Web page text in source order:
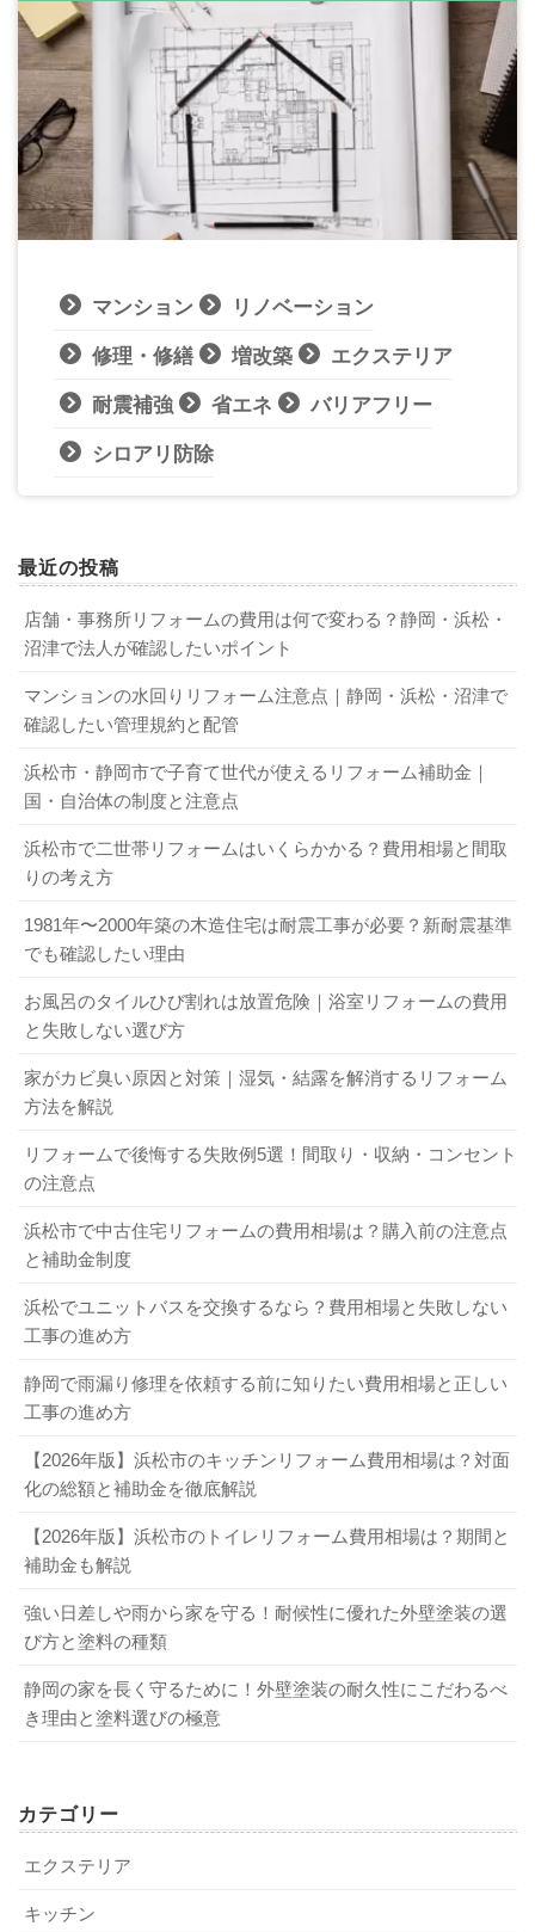
マンション リノベーション
修理・修繕 増改築 エクステリア
耐震補強 省エネ バリアフリー
シロアリ防除
最近の投稿
店舗・事務所リフォームの費用は何で変わる？静岡・浜松・
沼津で法人が確認したいポイント
マンションの水回りリフォーム注意点｜静岡・浜松・沼津で
確認したい管理規約と配管
浜松市・静岡市で子育て世代が使えるリフォーム補助金｜
国・自治体の制度と注意点
浜松市で二世帯リフォームはいくらかかる？費用相場と間取
りの考え方
1981年〜2000年築の木造住宅は耐震工事が必要？新耐震基準
でも確認したい理由
お風呂のタイルひび割れは放置危険｜浴室リフォームの費用
と失敗しない選び方
家がカビ臭い原因と対策｜湿気・結露を解消するリフォーム
方法を解説
リフォームで後悔する失敗例5選！間取り・収納・コンセント
の注意点
浜松市で中古住宅リフォームの費用相場は？購入前の注意点
と補助金制度
浜松でユニットバスを交換するなら？費用相場と失敗しない
工事の進め方
静岡で雨漏り修理を依頼する前に知りたい費用相場と正しい
工事の進め方
【2026年版】浜松市のキッチンリフォーム費用相場は？対面
化の総額と補助金を徹底解説
【2026年版】浜松市のトイレリフォーム費用相場は？期間と
補助金も解説
強い日差しや雨から家を守る！耐候性に優れた外壁塗装の選
び方と塗料の種類
静岡の家を長く守るために！外壁塗装の耐久性にこだわるべ
き理由と塗料選びの極意
カテゴリー
エクステリア
キッチン